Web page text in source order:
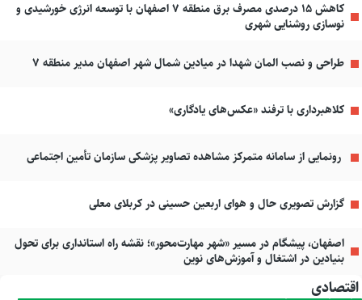
کاهش ۱۵ درصدی مصرف برق منطقه ۷ اصفهان با توسعه انرژی خورشیدی و
نوسازی روشنایی شهری
طراحی و نصب المان شهدا در میادین شمال شهر اصفهان مدیر منطقه ۷
کلاهبرداری با ترفند «عکس‌های یادگاری»
رونمایی از سامانه متمرکز مشاهده تصاویر پزشکی سازمان تأمین اجتماعی
گزارش تصویری حال و هوای اربعین حسینی در کربلای معلی
اصفهان، پیشگام در مسیر «شهر مهارت‌محور»؛ نقشه راه استانداری برای تحول
بنیادین در اشتغال و آموزش‌های نوین
اقتصادی